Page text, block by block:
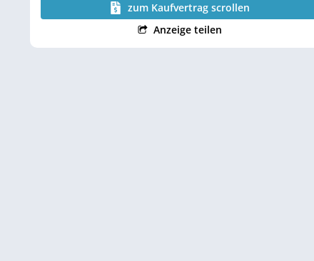
zum Kaufvertrag scrollen
Anzeige teilen